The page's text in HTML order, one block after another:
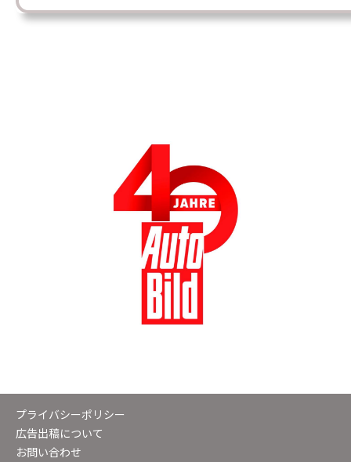
プライバシーポリシー
広告出稿について
お問い合わせ